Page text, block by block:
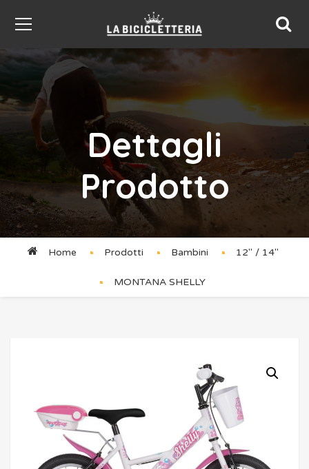
Dettagli
Prodotto
Home Prodotti Bambini 12'' / 14''
MONTANA SHELLY